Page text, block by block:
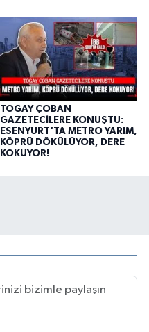
TOGAY ÇOBAN
GAZETECİLERE KONUŞTU:
ESENYURT'TA METRO YARIM,
KÖPRÜ DÖKÜLÜYOR, DERE
KOKUYOR!